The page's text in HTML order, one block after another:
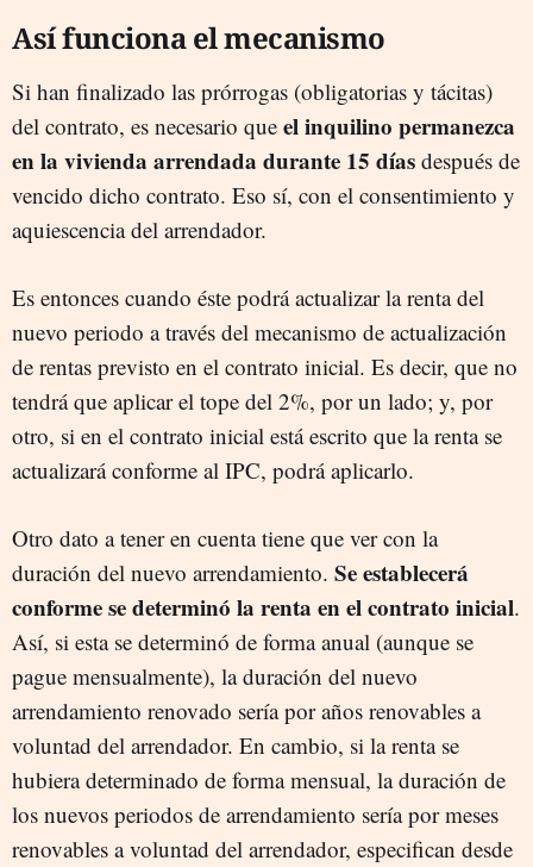
Así funciona el mecanismo
Si han finalizado las prórrogas (obligatorias y tácitas)
del contrato, es necesario que el inquilino permanezca
en la vivienda arrendada durante 15 días después de
vencido dicho contrato. Eso sí, con el consentimiento y
aquiescencia del arrendador.
Es entonces cuando éste podrá actualizar la renta del
nuevo periodo a través del mecanismo de actualización
de rentas previsto en el contrato inicial. Es decir, que no
tendrá que aplicar el tope del 2%, por un lado; y, por
otro, si en el contrato inicial está escrito que la renta se
actualizará conforme al IPC, podrá aplicarlo.
Otro dato a tener en cuenta tiene que ver con la
duración del nuevo arrendamiento. Se establecerá
conformese determinó la renta en el contrato inicial.
Así, si esta se determinó de forma anual (aunque se
pague mensualmente), la duración del nuevo
arrendamiento renovado sería por años renovables a
voluntad del arrendador. En cambio, si la renta se
hubiera determinado de forma mensual, la duración de
los nuevos periodos de arrendamiento sería por meses
renovables a voluntad del arrendador, especifican desde